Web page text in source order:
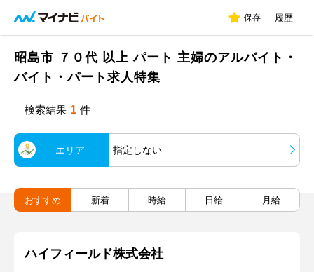
保存 履歴
昭島市 ７０代 以上 パート 主婦のアルバイト・
バイト・パート求人特集
検索結果 1 件
エリア 指定しない
おすすめ 新着 時給 日給 月給
ハイフィールド株式会社